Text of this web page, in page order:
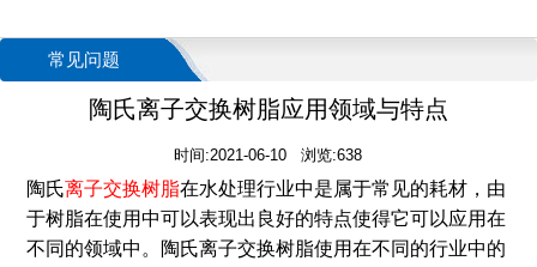
常见问题
陶氏离子交换树脂应用领域与特点
时间:2021-06-10 浏览:638
陶氏离子交换树脂在水处理行业中是属于常见的耗材，由
于树脂在使用中可以表现出良好的特点使得它可以应用在
不同的领域中。陶氏离子交换树脂使用在不同的行业中的